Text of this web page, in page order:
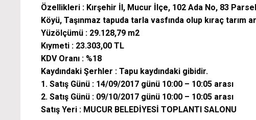
Özellikleri : Kırşehir İl, Mucur İlçe, 102 Ada No, 83
Köyü, Taşınmaz tapuda tarla vasfında olup kıraç tarım
Yüzölçümü : 29.128,79 m2
Kıymeti : 23.303,00 TL
KDV Oranı : %18
Kaydındaki Şerhler : Tapu kaydındaki gibidir.
1. Satış Günü : 14/09/2017 günü 10:00 – 10:05 arası
2. Satış Günü : 09/10/2017 günü 10:00 – 10:05 arası
Satış Yeri : MUCUR BELEDİYESİ TOPLANTI SALONU